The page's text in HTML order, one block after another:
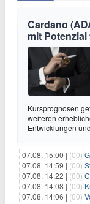
Cardano
mit
Kursprognosen
weiteren
Entwicklungen
07.08. 15:00 | (00)
07.08. 14:59 | (00)
07.08. 14:22 | (00)
07.08. 14:08 | (00)
07.08. 14:06 | (00)